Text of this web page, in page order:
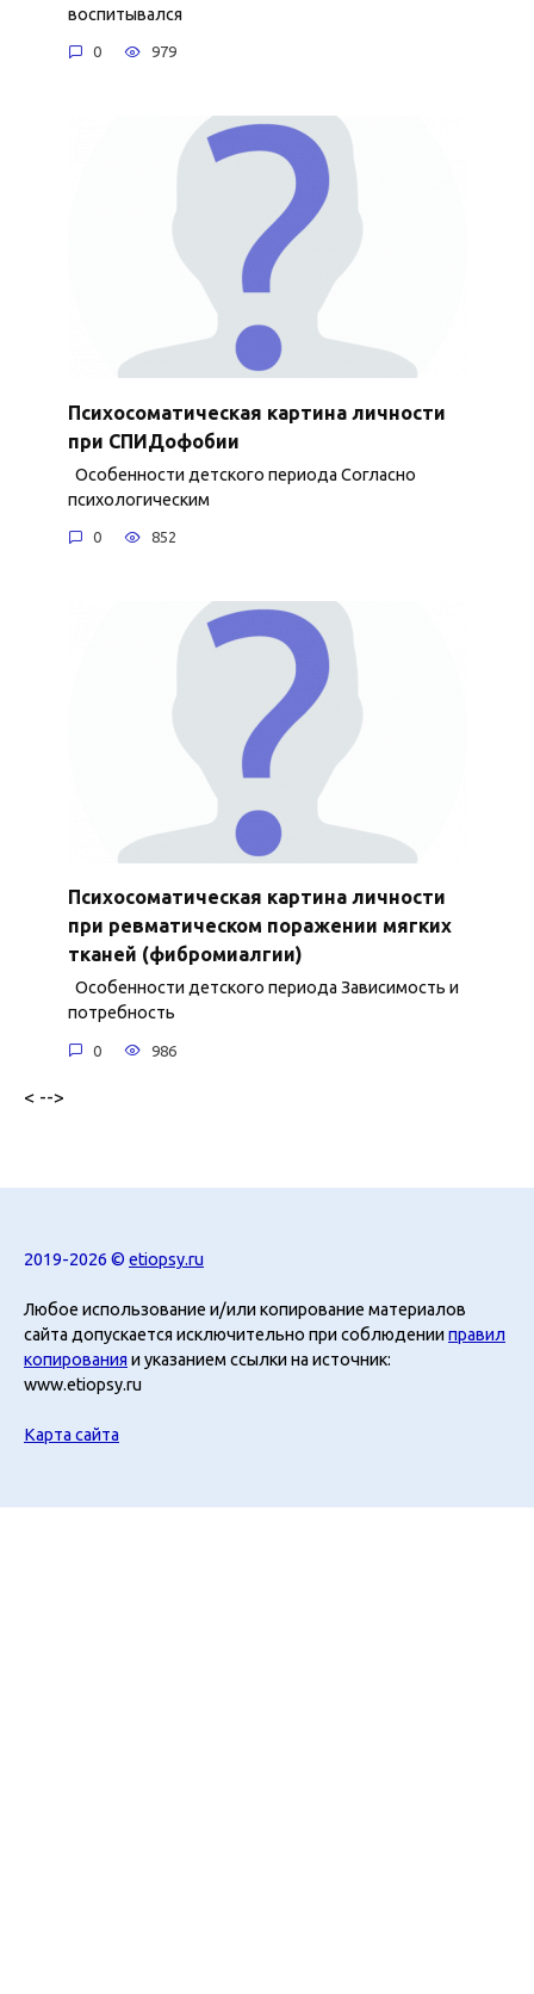
воспитывался
0 979
Психосоматическая картина личности
при СПИДофобии
Особенности детского периода Согласно
психологическим
0 852
Психосоматическая картина личности
при ревматическом поражении мягких
тканей (фибромиалгии)
Особенности детского периода Зависимость и
потребность
0 986
< -->
2019-2026 © etiopsy.ru
Любое использование и/или копирование материалов
сайта допускается исключительно при соблюденииправил
копирования и указанием ссылки на источник:
www.etiopsy.ru
Карта сайта